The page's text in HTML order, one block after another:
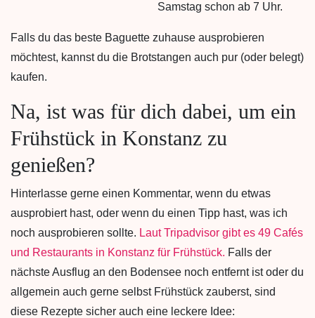
Samstag schon ab 7 Uhr.
Falls du das beste Baguette zuhause ausprobieren
möchtest, kannst du die Brotstangen auch pur (oder belegt)
kaufen.
Na, ist was für dich dabei, um ein
Frühstück in Konstanz zu
genießen?
Hinterlasse gerne einen Kommentar, wenn du etwas
ausprobiert hast, oder wenn du einen Tipp hast, was ich
noch ausprobieren sollte. Laut Tripadvisor gibt es 49 Cafés
und Restaurants in Konstanz für Frühstück. Falls der
nächste Ausflug an den Bodensee noch entfernt ist oder du
allgemein auch gerne selbst Frühstück zauberst, sind
diese Rezepte sicher auch eine leckere Idee: